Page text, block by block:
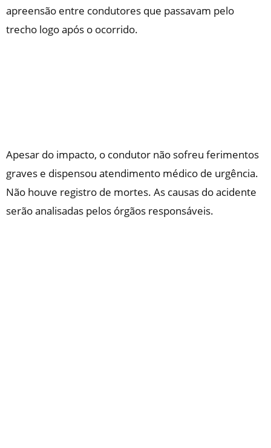
apreensão entre condutores que passavam pelo
trecho logo após o ocorrido.
Apesar do impacto, o condutor não sofreu ferimentos
graves e dispensou atendimento médico de urgência.
Não houve registro de mortes. As causas do acidente
serão analisadas pelos órgãos responsáveis.